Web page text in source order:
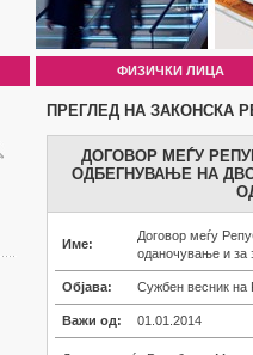
ФИЗИЧКИ ЛИЦА
ПРЕГЛЕД НА ЗАКОНСКА
ДОГОВОР МЕЃУ
ОДБЕГНУВАЊЕ НА
Име:
Договор меѓу
оданочување и за
Објава: Сужбен весник на
Важи од: 01.01.2014